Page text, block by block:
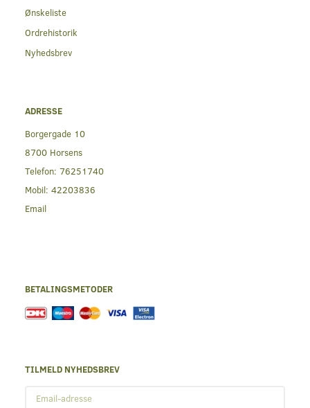
Ønskeliste
Ordrehistorik
Nyhedsbrev
ADRESSE
Borgergade 10
8700 Horsens
Telefon: 76251740
Mobil: 42203836
Email
BETALINGSMETODER
TILMELD NYHEDSBREV
adresse